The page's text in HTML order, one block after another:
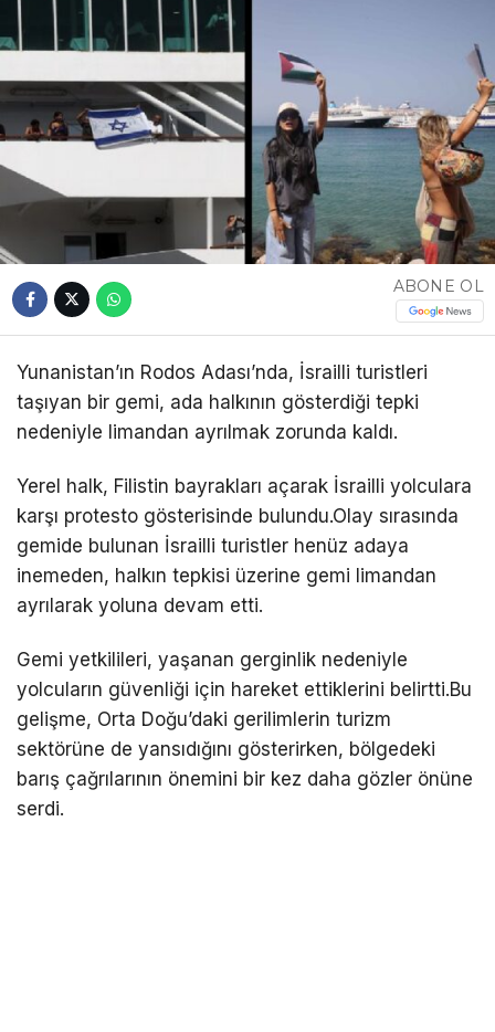
ABONE OL
Yunanistan’ın Rodos Adası’nda, İsrailli turistleri
taşıyan bir gemi, ada halkının gösterdiği tepki
nedeniyle limandan ayrılmak zorunda kaldı.
Yerel halk, Filistin bayrakları açarak İsrailli yolculara
karşı protesto gösterisinde bulundu.Olay sırasında
gemide bulunan İsrailli turistler henüz adaya
inemeden, halkın tepkisi üzerine gemi limandan
ayrılarak yoluna devam etti.
Gemi yetkilileri, yaşanan gerginlik nedeniyle
yolcuların güvenliği için hareket ettiklerini belirtti.Bu
gelişme, Orta Doğu’daki gerilimlerin turizm
sektörüne de yansıdığını gösterirken, bölgedeki
barış çağrılarının önemini bir kez daha gözler önüne
serdi.